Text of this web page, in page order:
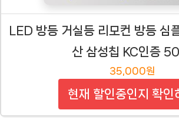
LED 방등 거실등 리모컨 방등 심
산 삼성칩 KC인증
35,000원
현재 할인중인지 확인